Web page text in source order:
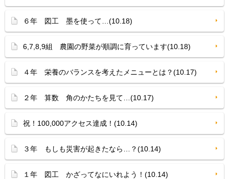
６年 図工 墨を使って…(10.18)
6,7,8,9組 農園の野菜が順調に育っています(10.18)
４年 栄養のバランスを考えたメニューとは？(10.17)
２年 算数 角のかたちを見て…(10.17)
祝！100,000アクセス達成！(10.14)
３年 もしも災害が起きたなら…？(10.14)
１年 図工 かざってなにいれよう！(10.14)